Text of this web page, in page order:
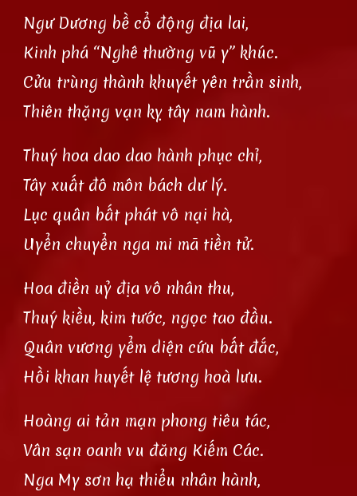
Ngư Dương bề cổ động địa lai,
Kinh phá “Nghê thường vũ y” khúc.
Cửu trùng thành khuyết yên trần sinh,
Thiên thặng vạn kỵ tây nam hành.
Thuý hoa dao dao hành phục chỉ,
Tây xuất đô môn bách dư lý.
Lục quân bất phát vô nại hà,
Uyển chuyển nga mi mã tiền tử.
Hoa điền uỷ địa vô nhân thu,
Thuý kiều, kim tước, ngọc tao đầu.
Quân vương yểm diện cứu bất đắc,
Hồi khan huyết lệ tương hoà lưu.
Hoàng ai tản mạn phong tiêu tác,
Vân sạn oanh vu đăng Kiếm Các.
Nga My sơn hạ thiểu nhân hành,